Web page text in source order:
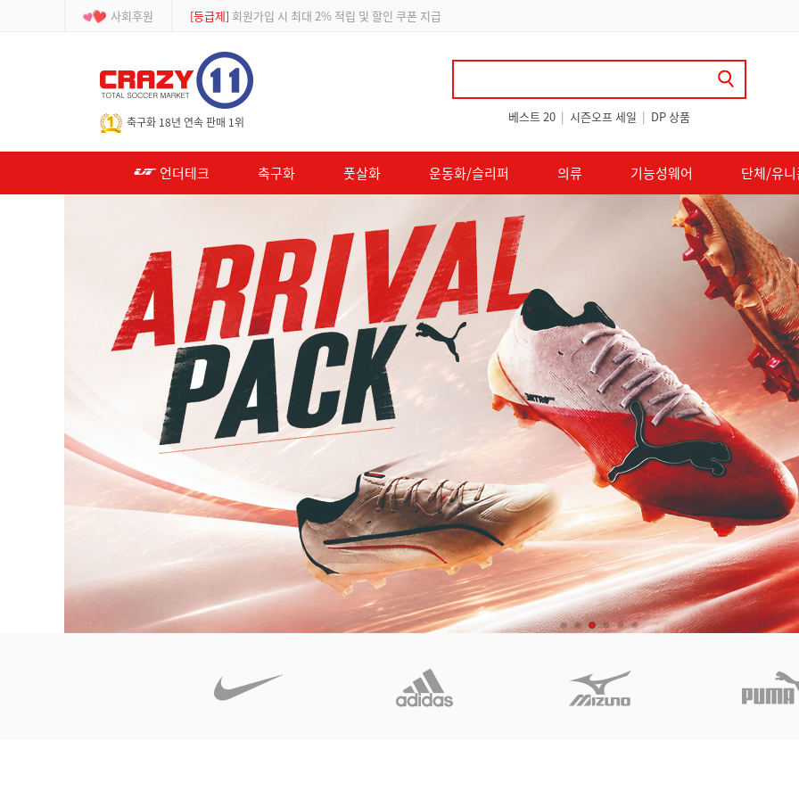
사회후원 [이벤트] APP 주문 시 적립금 500원 추가적립
축구화 18년 연속 판매 1위 베스트 20 | 시즌오프 세일 | DP 상품
언더테크 축구화 풋살화 운동화/슬리퍼 의류 기능성웨어 단체/유